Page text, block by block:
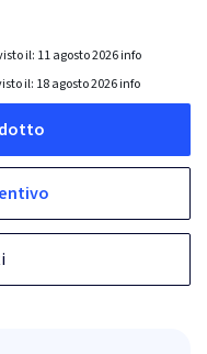
il: 11 agosto 2026info
il: 18 agosto 2026info